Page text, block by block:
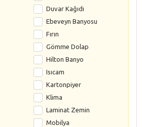
Duvar Kağıdı
Ebeveyn Banyosu
Fırın
Gömme Dolap
Hilton Banyo
Isıcam
Kartonpiyer
Klima
Laminat Zemin
Mobilya